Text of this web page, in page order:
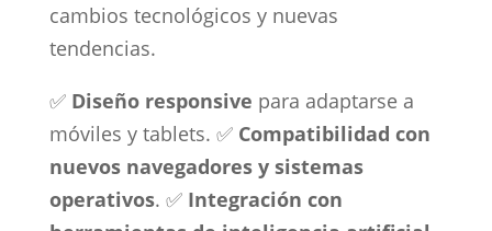
cambios tecnológicos y nuevas
tendencias.
✅ Diseño responsive para adaptarse a
móviles y tablets. ✅ Compatibilidad con
nuevos navegadores y sistemas
operativos. ✅ Integración con